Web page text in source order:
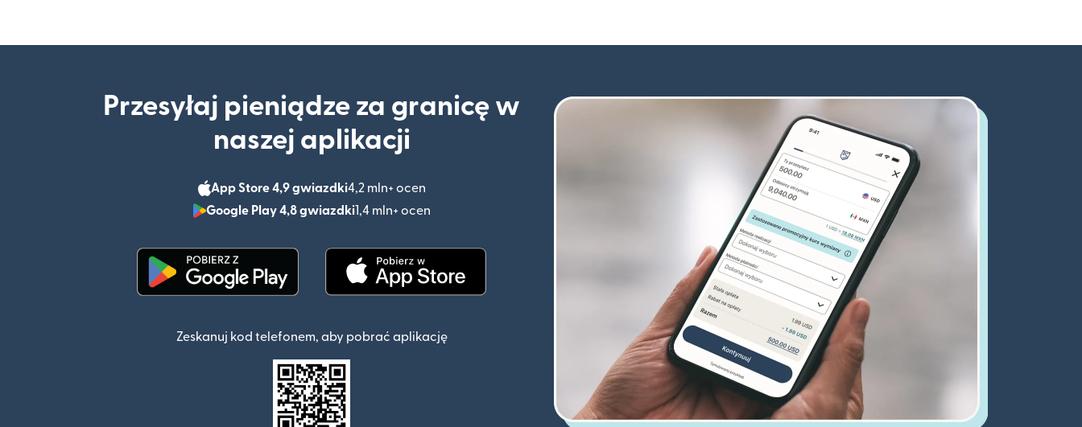
Przesyłaj pieniądze za granicę w
naszej aplikacji
App Store 4,9 gwiazdki4,2 mln+ ocen
(otwiera się w nowym oknie)
Google Play 4,8 gwiazdki1,4 mln+ ocen
(otwiera się w nowym oknie)
Zeskanuj kod telefonem, aby pobrać aplikację